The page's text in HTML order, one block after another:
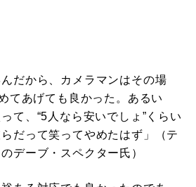
んだから、カメラマンはその場
てあげても良かった。あるい
て、“5人なら安いでしょ”くらい
だって笑ってやめたはず」（テ
デーブ・スペクター氏）